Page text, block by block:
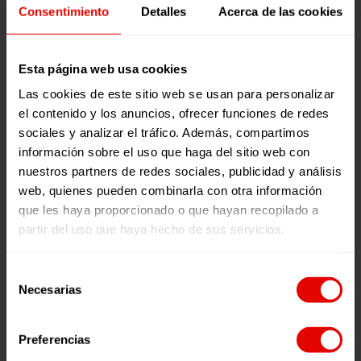
Consentimiento Detalles Acerca de las cookies
Esta página web usa cookies
Las cookies de este sitio web se usan para personalizar
el contenido y los anuncios, ofrecer funciones de redes
sociales y analizar el tráfico. Además, compartimos
información sobre el uso que haga del sitio web con
nuestros partners de redes sociales, publicidad y análisis
web, quienes pueden combinarla con otra información
que les haya proporcionado o que hayan recopilado a
partir del uso que haya hecho de sus servicios.
Necesarias
Preferencias
utilizados (algodón orgánico, vegano y de
comercio justo), sino también por tener un
causas. Defiende la moda lenta que no es una
tendencia, sino una filosofía de vida.
Este diseño solidario‘Estanques’ ha sido
creado por Marco Caparrós a beneficio de
Entreculturas, creado desde una profunda y
atenta meditación, donde se experimenta un
cosmos cambiante, un mundo sin fronteras
donde todos sus habitantes viven en perfecta
como ciclos que comienzan de nuevo en cuanto
continuidad de la vida, el renacimiento de las
cosas que nunca desaparecen, solo cambian